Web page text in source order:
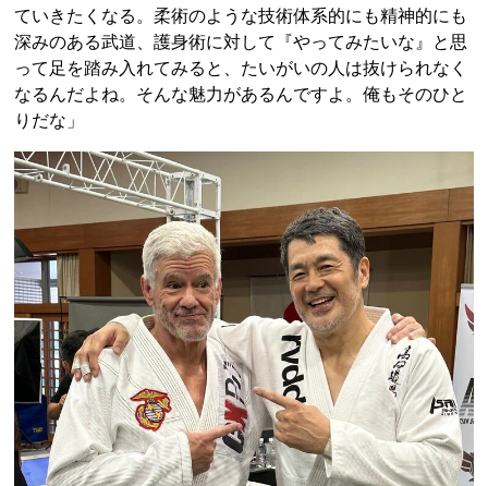
ていきたくなる。柔術のような技術体系的にも精神的にも
深みのある武道、護身術に対して『やってみたいな』と思
って足を踏み入れてみると、たいがいの人は抜けられなく
なるんだよね。そんな魅力があるんですよ。俺もそのひと
りだな」